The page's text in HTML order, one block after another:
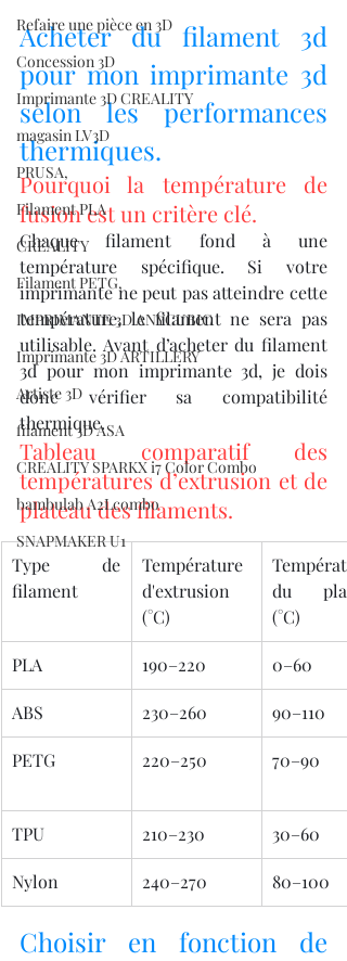
Refaire une pièce en 3D
Concession 3D
Imprimante 3D CREALITY
magasin LV3D
PRUSA,
Filament PLA
CREALITY
Filament PETG,
IMPRIMANTE 3D ANYCUBIC
Imprimante 3D ARTILLERY
Artiste 3D
filament 3D ASA
CREALITY SPARKX i7 Color Combo
bambulab A2Lcombo
SNAPMAKER U1
Acheter du filament 3d
pour mon imprimante 3d
selon les performances
thermiques.
Pourquoi la température de
fusion est un critère clé.
Chaque filament fond à une
température spécifique. Si votre
imprimante ne peut pas atteindre cette
température, le filament ne sera pas
utilisable. Avant d’acheter du filament
3d pour mon imprimante 3d, je dois
donc vérifier sa compatibilité
thermique.
Tableau comparatif des
températures d’extrusion et de
plateau des filaments.
Type de
filament
Température
d'extrusion
(°C)
du
(°C)
PLA 190–220 0–60
ABS 230–260 90–110
PETG 220–250 70–90
TPU 210–230 30–60
Nylon 240–270 80–100
Choisir en fonction de